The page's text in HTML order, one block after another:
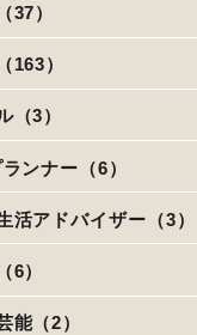
37）
163）
（3）
ンナー（6）
活アドバイザー（3）
6）
能（2）